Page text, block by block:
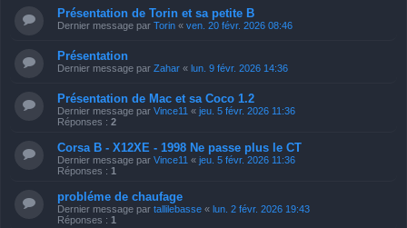
Présentation de Torin et sa petite B
Dernier message par Torin « ven. 20 févr. 2026 08:46
Présentation
Dernier message par Zahar « lun. 9 févr. 2026 14:36
Présentation de Mac et sa Coco 1.2
Dernier message par Vince11 « jeu. 5 févr. 2026 11:36
Réponses : 2
Corsa B - X12XE - 1998 Ne passe plus le CT
Dernier message par Vince11 « jeu. 5 févr. 2026 11:36
Réponses : 1
probléme de chaufage
Dernier message par tallilebasse « lun. 2 févr. 2026 19:43
Réponses : 1